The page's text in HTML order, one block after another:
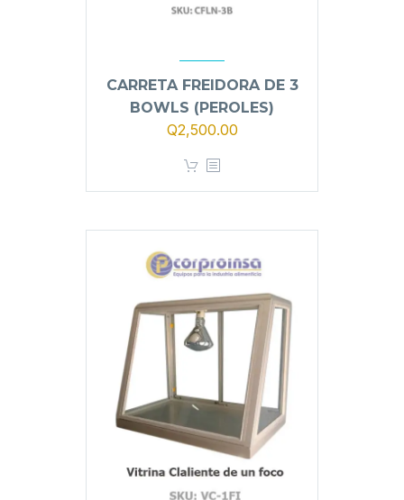
CARRETA FREIDORA DE 3
BOWLS (PEROLES)
El
original
era:
Q2,500.00El
es: